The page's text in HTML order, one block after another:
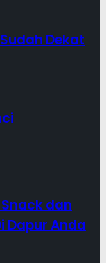
Dekat
dan
Dapur Anda